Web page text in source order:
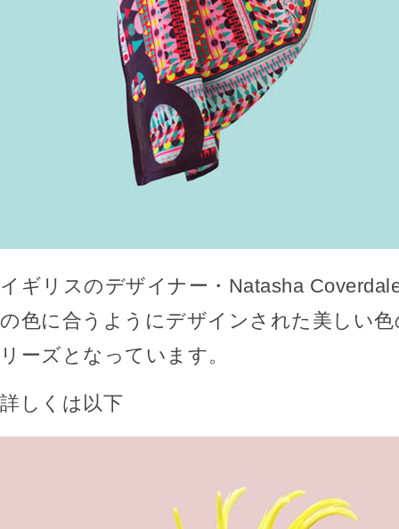
イギリスのデザイナー・Natasha
の色に合うようにデザインされた美しい
リーズとなっています。
詳しくは以下